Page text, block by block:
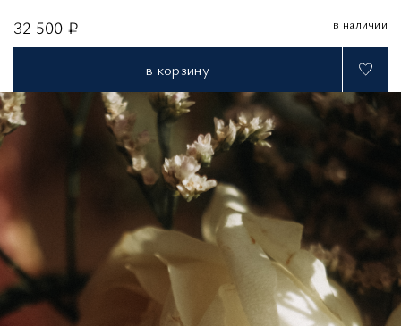
32 500 ₽ в наличии
в корзину